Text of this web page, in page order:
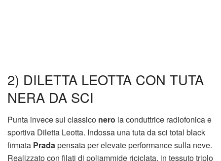
2) DILETTA LEOTTA CON TUTA
NERA DA SCI
Punta invece sul classico nero la conduttrice radiofonica e
sportiva Diletta Leotta. Indossa una tuta da sci total black
firmata Pradapensata per elevate performance sulla neve.
Realizzato con filati di poliammide riciclata, in tessuto triplo